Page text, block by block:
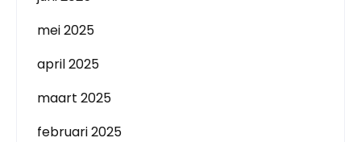
mei 2025
april 2025
maart 2025
februari 2025